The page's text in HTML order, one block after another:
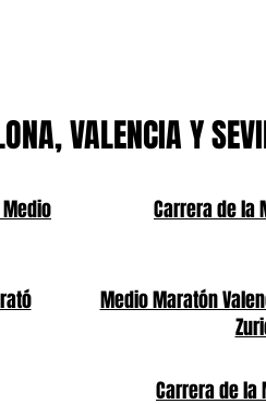
VALENCIA Y
Carrera de la
Medio Maratón
Carrera de la